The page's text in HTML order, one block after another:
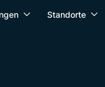
Standorte